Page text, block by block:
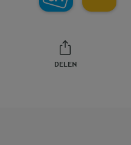
DELEN